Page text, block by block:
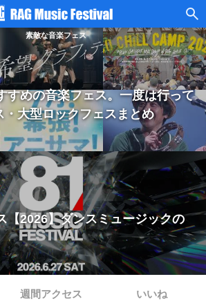
素敵な音楽フェス
すめの音楽フェス。一度は行って
・大型ロックフェスまとめ
【2026】ダンスミュージックの
週間アクセス いいね